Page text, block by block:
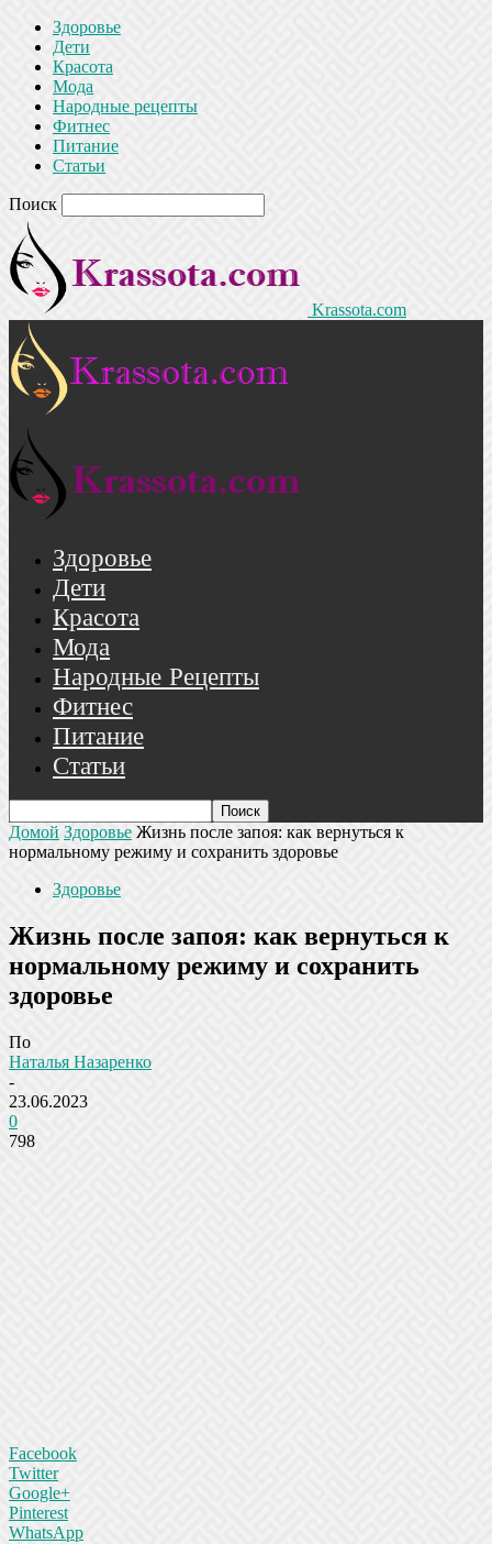
Здоровье
Дети
Красота
Мода
Народные рецепты
Фитнес
Питание
Статьи
Поиск
Krassota.com
Здоровье
Дети
Красота
Мода
Народные Рецепты
Фитнес
Питание
Статьи
Домой Здоровье Жизнь после запоя: как вернуться к
нормальному режиму и сохранить здоровье
Здоровье
Жизнь после запоя: как вернуться к
нормальному режиму и сохранить
здоровье
По
Наталья Назаренко
-
23.06.2023
0
798
Facebook
Twitter
Google+
Pinterest
WhatsApp